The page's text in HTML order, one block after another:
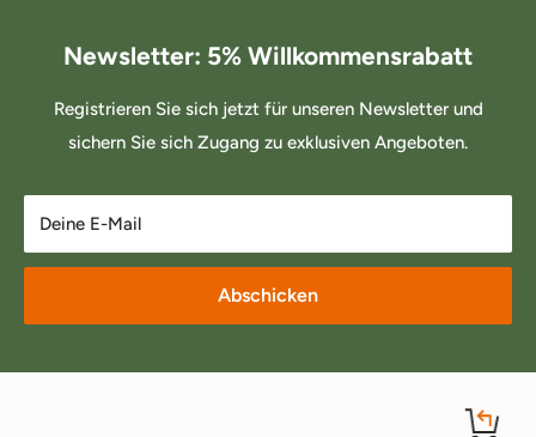
Newsletter: 5% Willkommensrabatt
Registrieren Sie sich jetzt für unseren Newsletter und
sichern Sie sich Zugang zu exklusiven Angeboten.
Deine E-Mail
Abschicken